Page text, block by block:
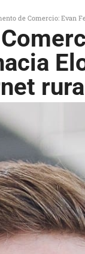
de Comercio: Evan